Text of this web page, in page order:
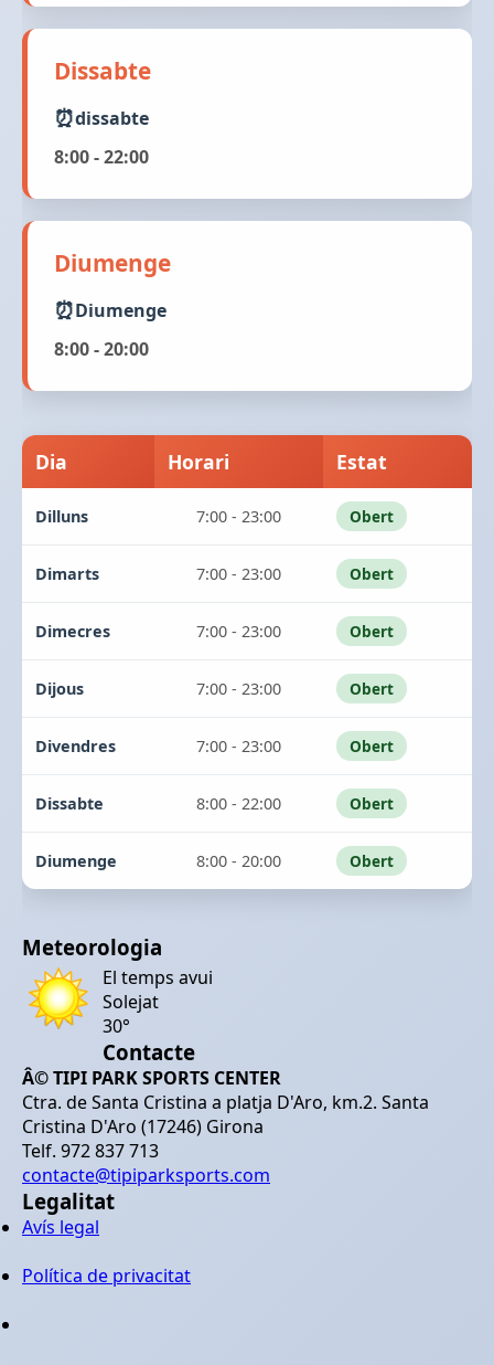
Dissabte
dissabte
8:00 - 22:00
Diumenge
Diumenge
8:00 - 20:00
Dia Horari Estat
Dilluns 7:00 - 23:00 Obert
Dimarts 7:00 - 23:00 Obert
Dimecres 7:00 - 23:00 Obert
Dijous 7:00 - 23:00 Obert
Divendres 7:00 - 23:00 Obert
Dissabte 8:00 - 22:00 Obert
Diumenge 8:00 - 20:00 Obert
Meteorologia
El temps avui
Solejat
30°
Contacte
Â© TIPI PARK SPORTS CENTER
Ctra. de Santa Cristina a platja D'Aro, km.2. Santa
Cristina D'Aro (17246) Girona
Telf. 972 837 713
contacte@tipiparksports.com
Legalitat
Avís legal
Política de privacitat